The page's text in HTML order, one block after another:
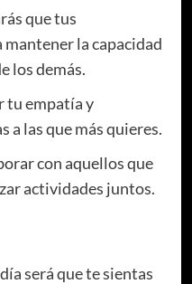
que tus
mantener la capacidad
los demás.
tu empatía y
a las que más quieres.
con aquellos que
actividades juntos.
será que te sientas